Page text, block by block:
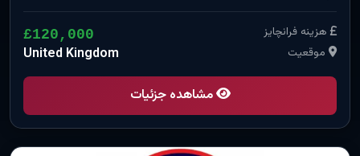
هزینه فرانچایز £120,000
موقعیت United Kingdom
مشاهده جزئیات